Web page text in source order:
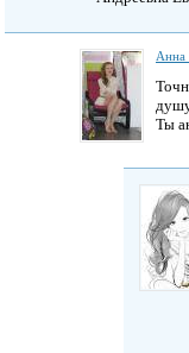
Анна
Ты